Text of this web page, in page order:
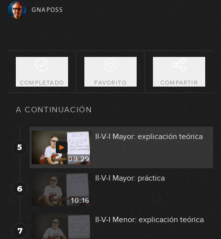
GNAPOSS
COMPLETADO FAVORITO COMPARTIR
A CONTINUACIÓN
Mixolidia b9, b13 o Frigia
4
Acordes ImMaj7 y VIIº7
5
09:29
II-V-I Mayor: explicación teórica
6
10:16
II-V-I Mayor: práctica
7
II-V-I Menor: explicación teórica